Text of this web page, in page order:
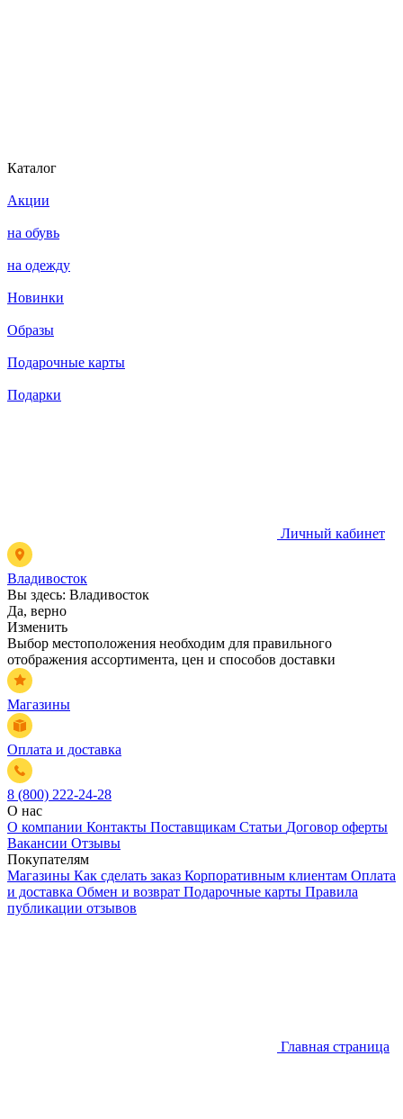
Каталог
Акции
на обувь
на одежду
Новинки
Образы
Подарочные карты
Подарки
Личный кабинет
Владивосток
Вы здесь: Владивосток
Да, верно
Изменить
Выбор местоположения необходим для правильного
отображения ассортимента, цен и способов доставки
Магазины
Оплата и доставка
8 (800) 222-24-28
О нас
О компании Контакты Поставщикам Статьи Договор оферты
Вакансии Отзывы
Покупателям
Магазины Как сделать заказ Корпоративным клиентам Оплата
и доставка Обмен и возврат Подарочные карты Правила
публикации отзывов
Главная страница